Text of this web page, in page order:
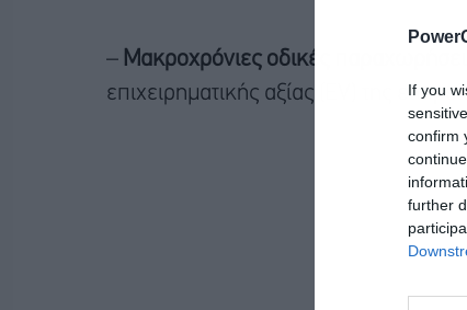
If you
confirm
further
– Μακροχρόνιες οδικές
επιχειρηματικής αξίας (
) της